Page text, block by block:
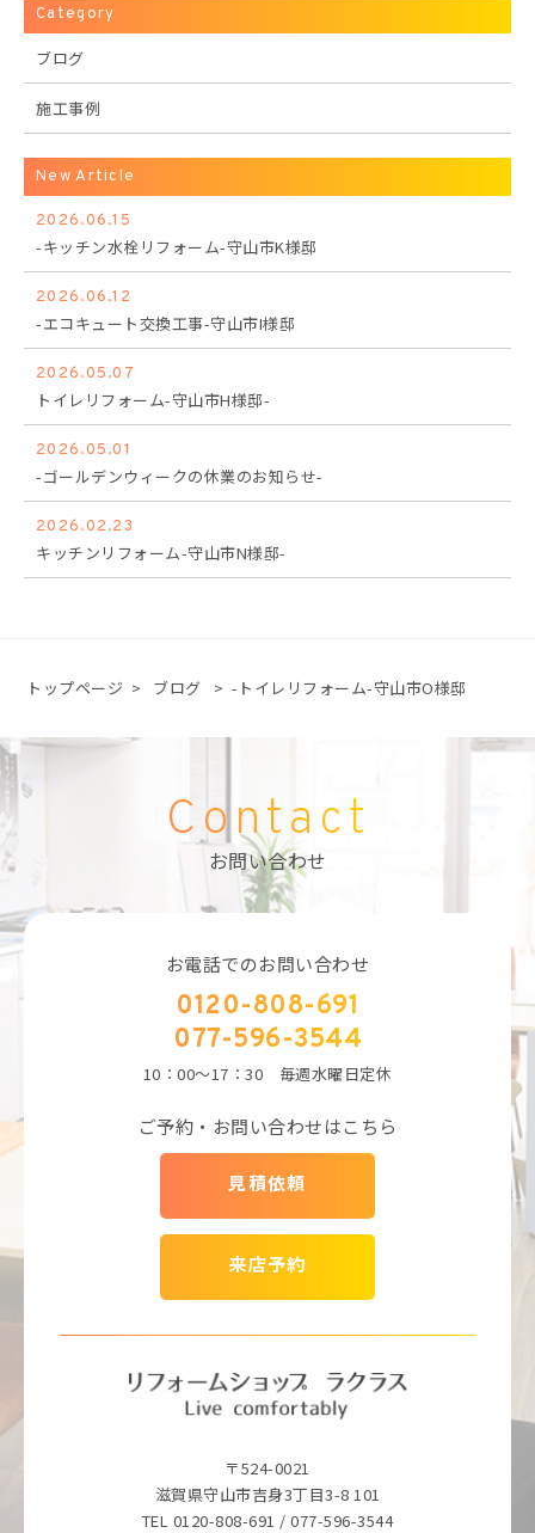
Category
ブログ
施工事例
New Article
2026.06.15
-キッチン水栓リフォーム-守山市K様邸
2026.06.12
-エコキュート交換工事-守山市I様邸
2026.05.07
トイレリフォーム-守山市H様邸-
2026.05.01
-ゴールデンウィークの休業のお知らせ-
2026.02.23
キッチンリフォーム-守山市N様邸-
トップページ > ブログ > -トイレリフォーム-守山市O様邸
Contact
お問い合わせ
お電話でのお問い合わせ
0120-808-691
077-596-3544
10：00～17：30 毎週水曜日定休
ご予約・お問い合わせはこちら
見積依頼
来店予約
〒524-0021
滋賀県守山市吉身3丁目3-8 101
TEL 0120-808-691 / 077-596-3544